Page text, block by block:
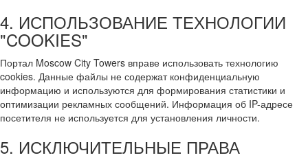
4. ИСПОЛЬЗОВАНИЕ ТЕХНОЛОГИИ
"COOKIES"
Портал Moscow City Towers вправе использовать технологию
cookies. Данные файлы не содержат конфиденциальную
информацию и используются для формирования статистики и
оптимизации рекламных сообщений. Информация об IP-адресе
посетителя не используется для установления личности.
5. ИСКЛЮЧИТЕЛЬНЫЕ ПРАВА